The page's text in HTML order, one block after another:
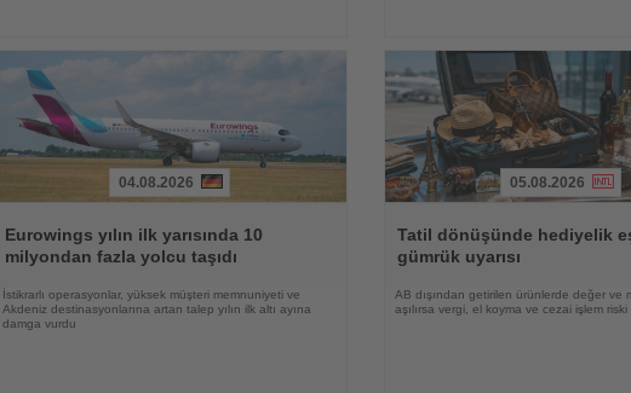
Oku
04.08.2026
Eurowings yılın ilk yarısında 10
milyondan fazla yolcu taşıdı
İstikrarlı operasyonlar, yüksek müşteri memnuniyeti ve
Akdeniz destinasyonlarına artan talep yılın ilk altı ayına
damga vurdu
Oku
05.08.2026
Tatil dönüşünde hediyelik
gümrük uyarısı
AB dışından getirilen ürünlerde değer ve
aşılırsa vergi, el koyma ve cezai işlem